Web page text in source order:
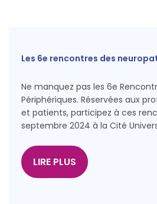
Les 6e rencontres des
Ne manquez pas les 6e
Périphériques. Réservées aux
et patients, participez à ces
septembre 2024 à la Cité
LIRE PLUS